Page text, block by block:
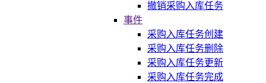
撤销采购入库任务
事件
采购入库任务创建
采购入库任务删除
采购入库任务更新
采购入库任务完成